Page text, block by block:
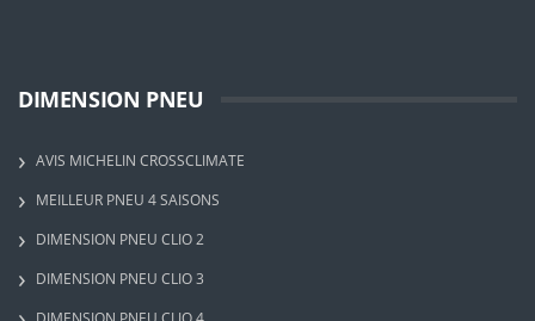
DIMENSION PNEU
AVIS MICHELIN CROSSCLIMATE
MEILLEUR PNEU 4 SAISONS
DIMENSION PNEU CLIO 2
DIMENSION PNEU CLIO 3